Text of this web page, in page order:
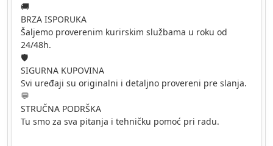
🚚
BRZA ISPORUKA
Šaljemo proverenim kurirskim službama u roku od
24/48h.
🛡️
SIGURNA KUPOVINA
Svi uređaji su originalni i detaljno provereni pre slanja.
💬
STRUČNA PODRŠKA
Tu smo za sva pitanja i tehničku pomoć pri radu.